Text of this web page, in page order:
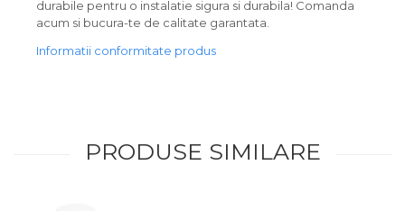
durabile pentru o instalatie sigura si durabila! Comanda
acum si bucura-te de calitate garantata.
Informatii conformitate produs
PRODUSE SIMILARE